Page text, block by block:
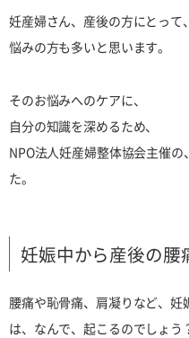
妊産婦さん、産後の方にとっ
悩みの方も多いと思います。
そのお悩みへのケアに、
自分の知識を深めるため、
NPO法人妊産婦整体協会主催
た。
妊娠中から産後の腰
腰痛や恥骨痛、肩凝りなど、
は、なんで、起こるのでしょう